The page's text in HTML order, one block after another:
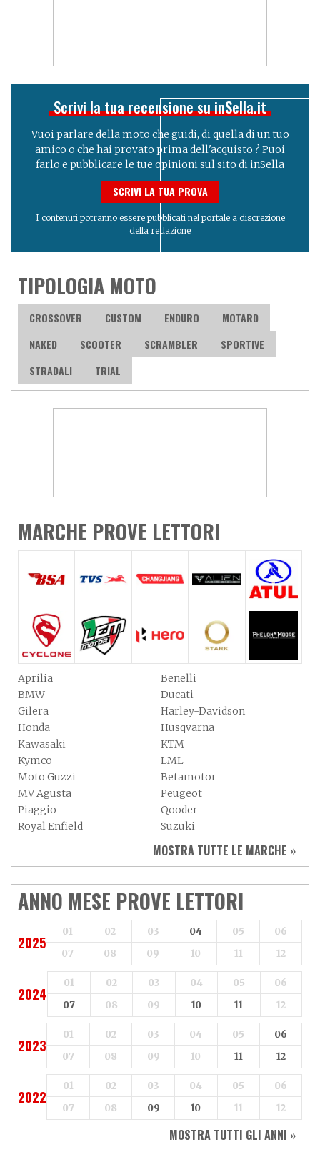
Scrivi la tua recensione su inSella.it
Vuoi parlare della moto che guidi, di quella di un tuo
amico o che hai provato prima dell'acquisto ? Puoi
farlo e pubblicare le tue opinioni sul sito di inSella
SCRIVI LA TUA PROVA
I contenuti potranno essere pubblicati nel portale a discrezione
della redazione
TIPOLOGIA MOTO
CROSSOVER CUSTOM ENDURO
MOTARD
NAKED
SCOOTER SCRAMBLER
SPORTIVE
STRADALI
TRIAL
MARCHE PROVE LETTORI
Aprilia
Benelli
BMW
Ducati
Gilera
Harley-Davidson
Honda
Husqvarna
Kawasaki
KTM
Kymco
LML
Moto Guzzi
Betamotor
MV Agusta
Peugeot
Piaggio
Qooder
Royal Enfield
Suzuki
Triumph
Yamaha
Aeon
Aspes
Axy
Baotian
MOSTRA TUTTE LE MARCHE »
ANNO MESE PROVE LETTORI
2025
01 02 03 04 05
06
07
08 09 10 11 12
2024
01 02 03 04 05
06
07
08 09 10 11 12
2023
01 02 03 04 05
06
07
08 09 10 11 12
2022
01 02 03 04 05
06
07
08 09 10 11 12
MOSTRA TUTTI GLI ANNI »